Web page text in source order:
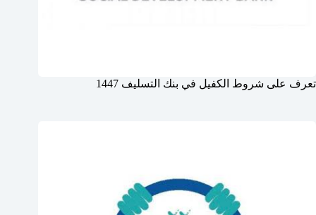
تعرف على شروط الكفيل في بنك التسليف 1447